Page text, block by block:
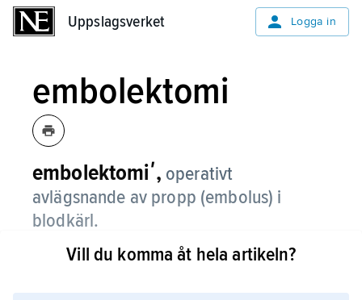
Uppslagsverket Logga in
embolektomi
embolektomiʹ, operativt
avlägsnande av propp (embolus) i
blodkärl.
Embolektomin kan utföras genom att
Vill du komma åt hela artikeln?